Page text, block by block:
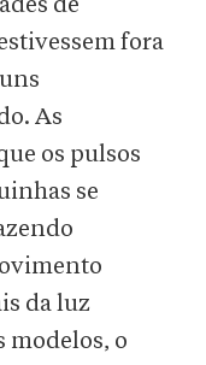
de
fora
As
os pulsos
se
da luz
modelos, o